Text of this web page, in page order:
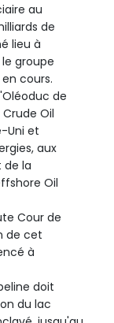
au
de
lieu à
groupe
cours.
de
Oil
Uni et
aux
de la
Oil
Cour de
de cet
à
doit
du lac